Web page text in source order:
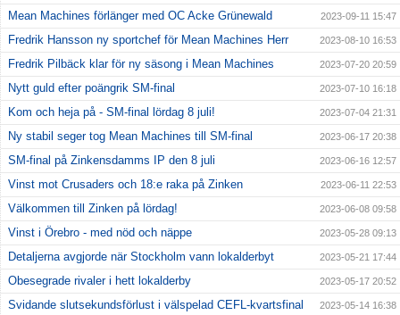
Mean Machines förlänger med OC Acke Grünewald 2023-09-11 15:47
Fredrik Hansson ny sportchef för Mean Machines Herr 2023-08-10 16:53
Fredrik Pilbäck klar för ny säsong i Mean Machines 2023-07-20 20:59
Nytt guld efter poängrik SM-final 2023-07-10 16:18
Kom och heja på - SM-final lördag 8 juli! 2023-07-04 21:31
Ny stabil seger tog Mean Machines till SM-final 2023-06-17 20:38
SM-final på Zinkensdamms IP den 8 juli 2023-06-16 12:57
Vinst mot Crusaders och 18:e raka på Zinken 2023-06-11 22:53
Välkommen till Zinken på lördag! 2023-06-08 09:58
Vinst i Örebro - med nöd och näppe 2023-05-28 09:13
Detaljerna avgjorde när Stockholm vann lokalderbyt 2023-05-21 17:44
Obesegrade rivaler i hett lokalderby 2023-05-17 20:52
Svidande slutsekundsförlust i välspelad CEFL-kvartsfinal 2023-05-14 16:38